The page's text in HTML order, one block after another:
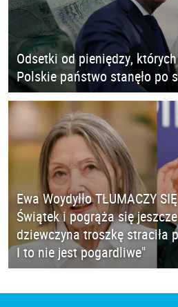
Odsetki od pieniędzy,
Polskie państwo stanęło po
Ewa Woydyłło TŁUMACZY
Świątek i pogrąża się
dziewczyna troszkę straciła
I to nie jest pogardliwe"